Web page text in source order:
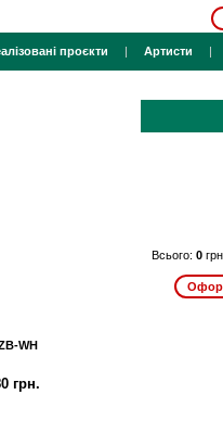
проєкти | Артисти |
Всього: 0 грн.
WH
грн.